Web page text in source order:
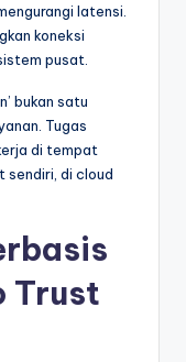
latensi.
koneksi
pusat.
bukan satu
Tugas
di tempat
sendiri, di cloud
Trust